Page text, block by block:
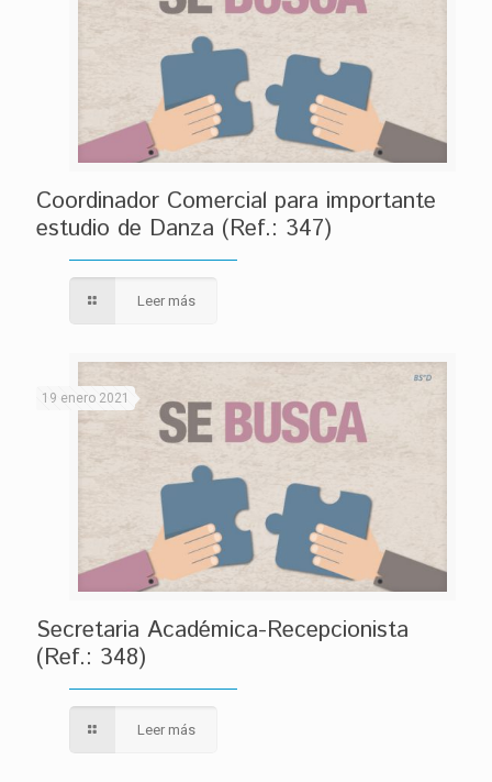
Coordinador Comercial para importante
estudio de Danza (Ref.: 347)
Leer más
19 enero 2021
Secretaria Académica-Recepcionista
(Ref.: 348)
Leer más